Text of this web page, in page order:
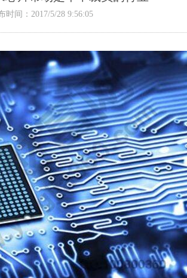
时间：2017/5/28 9:56:05